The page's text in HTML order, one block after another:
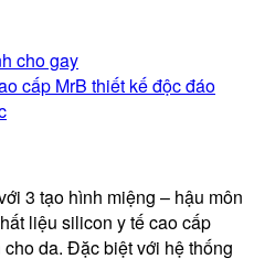
3 tạo hình miệng – hậu môn
liệu silicon y tế cao cấp
da. Đặc biệt với hệ thống